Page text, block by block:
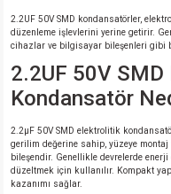
2.2UF 50V SMD kondansatörler,
düzenleme işlevlerini yerine getirir.
cihazlar ve bilgisayar bileşenleri gibi
2.2UF 50V
Kondansatör
2.2µF 50V SMD elektrolitik
gerilim değerine sahip, yüzeye
bileşendir. Genellikle devrelerde
düzeltmek için kullanılır. Kompakt
kazanımı sağlar.